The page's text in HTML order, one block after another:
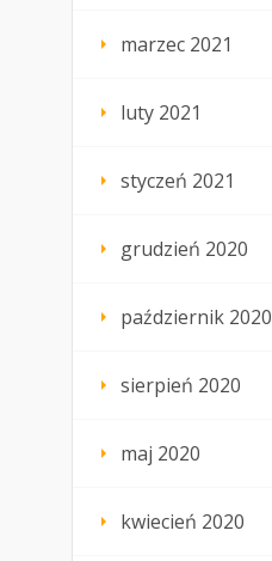
marzec 2021
luty 2021
styczeń 2021
grudzień 2020
październik 2020
sierpień 2020
maj 2020
kwiecień 2020